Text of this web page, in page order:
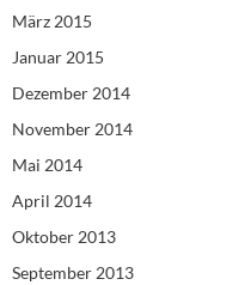
März 2015
Januar 2015
Dezember 2014
November 2014
Mai 2014
April 2014
Oktober 2013
September 2013